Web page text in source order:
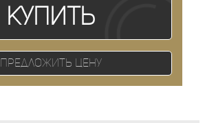
Купить
Предложить цену